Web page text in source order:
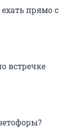
прямо с
встречке